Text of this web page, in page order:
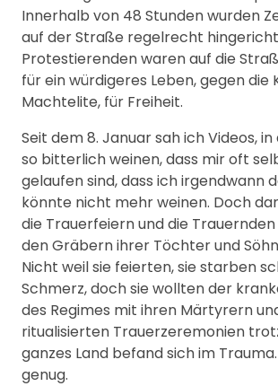
Innerhalb von 48 Stunden wurden
auf der Straße regelrecht
Protestierenden waren auf die
für ein würdigeres Leben, gegen
Machtelite, für Freiheit.
Seit dem 8. Januar sah ich Videos,
so bitterlich weinen, dass mir oft
gelaufen sind, dass ich irgendwann
könnte nicht mehr weinen. Doch
die Trauerfeiern und die
den Gräbern ihrer Töchter und
Nicht weil sie feierten, sie starben
Schmerz, doch sie wollten der
des Regimes mit ihren Märtyrern
ritualisierten Trauerzeremonien
ganzes Land befand sich im
genug.